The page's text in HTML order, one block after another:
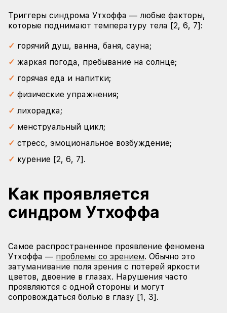
Триггеры синдрома Утхоффа — любые факторы,
которые поднимают температуру тела [2, 6, 7]:
горячий душ, ванна, баня, сауна;
жаркая погода, пребывание на солнце;
горячая еда и напитки;
физические упражнения;
лихорадка;
менструальный цикл;
стресс, эмоциональное возбуждение;
курение [2, 6, 7].
Как проявляется
синдром Утхоффа
Самое распространенное проявление феномена
Утхоффа — проблемы со зрением. Обычно это
затуманивание поля зрения с потерей яркости
цветов, двоение в глазах. Нарушения часто
проявляются с одной стороны и могут
сопровождаться болью в глазу [1, 3].